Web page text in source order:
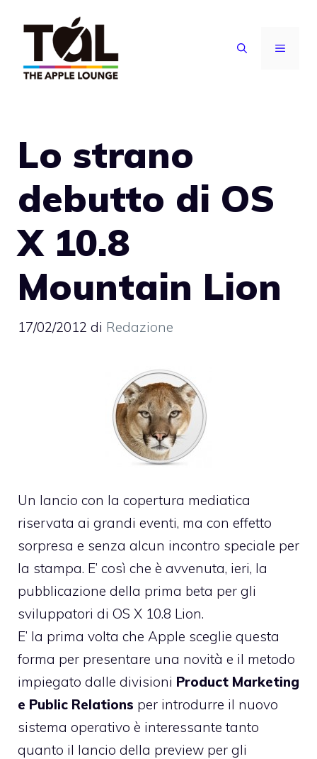
contenuto
MENU
Lo strano
debutto di OS
X 10.8
Mountain Lion
17/02/2012 di Redazione
Un lancio con la copertura mediatica
riservata ai grandi eventi, ma con effetto
sorpresa e senza alcun incontro speciale per
la stampa. E’ così che è avvenuta, ieri, la
pubblicazione della prima beta per gli
sviluppatori di OS X 10.8 Lion.
E’ la prima volta che Apple sceglie questa
forma per presentare una novità e il metodo
impiegato dalle divisioni Product Marketing
e Public Relations per introdurre il nuovo
sistema operativo è interessante tanto
quanto il lancio della preview per gli